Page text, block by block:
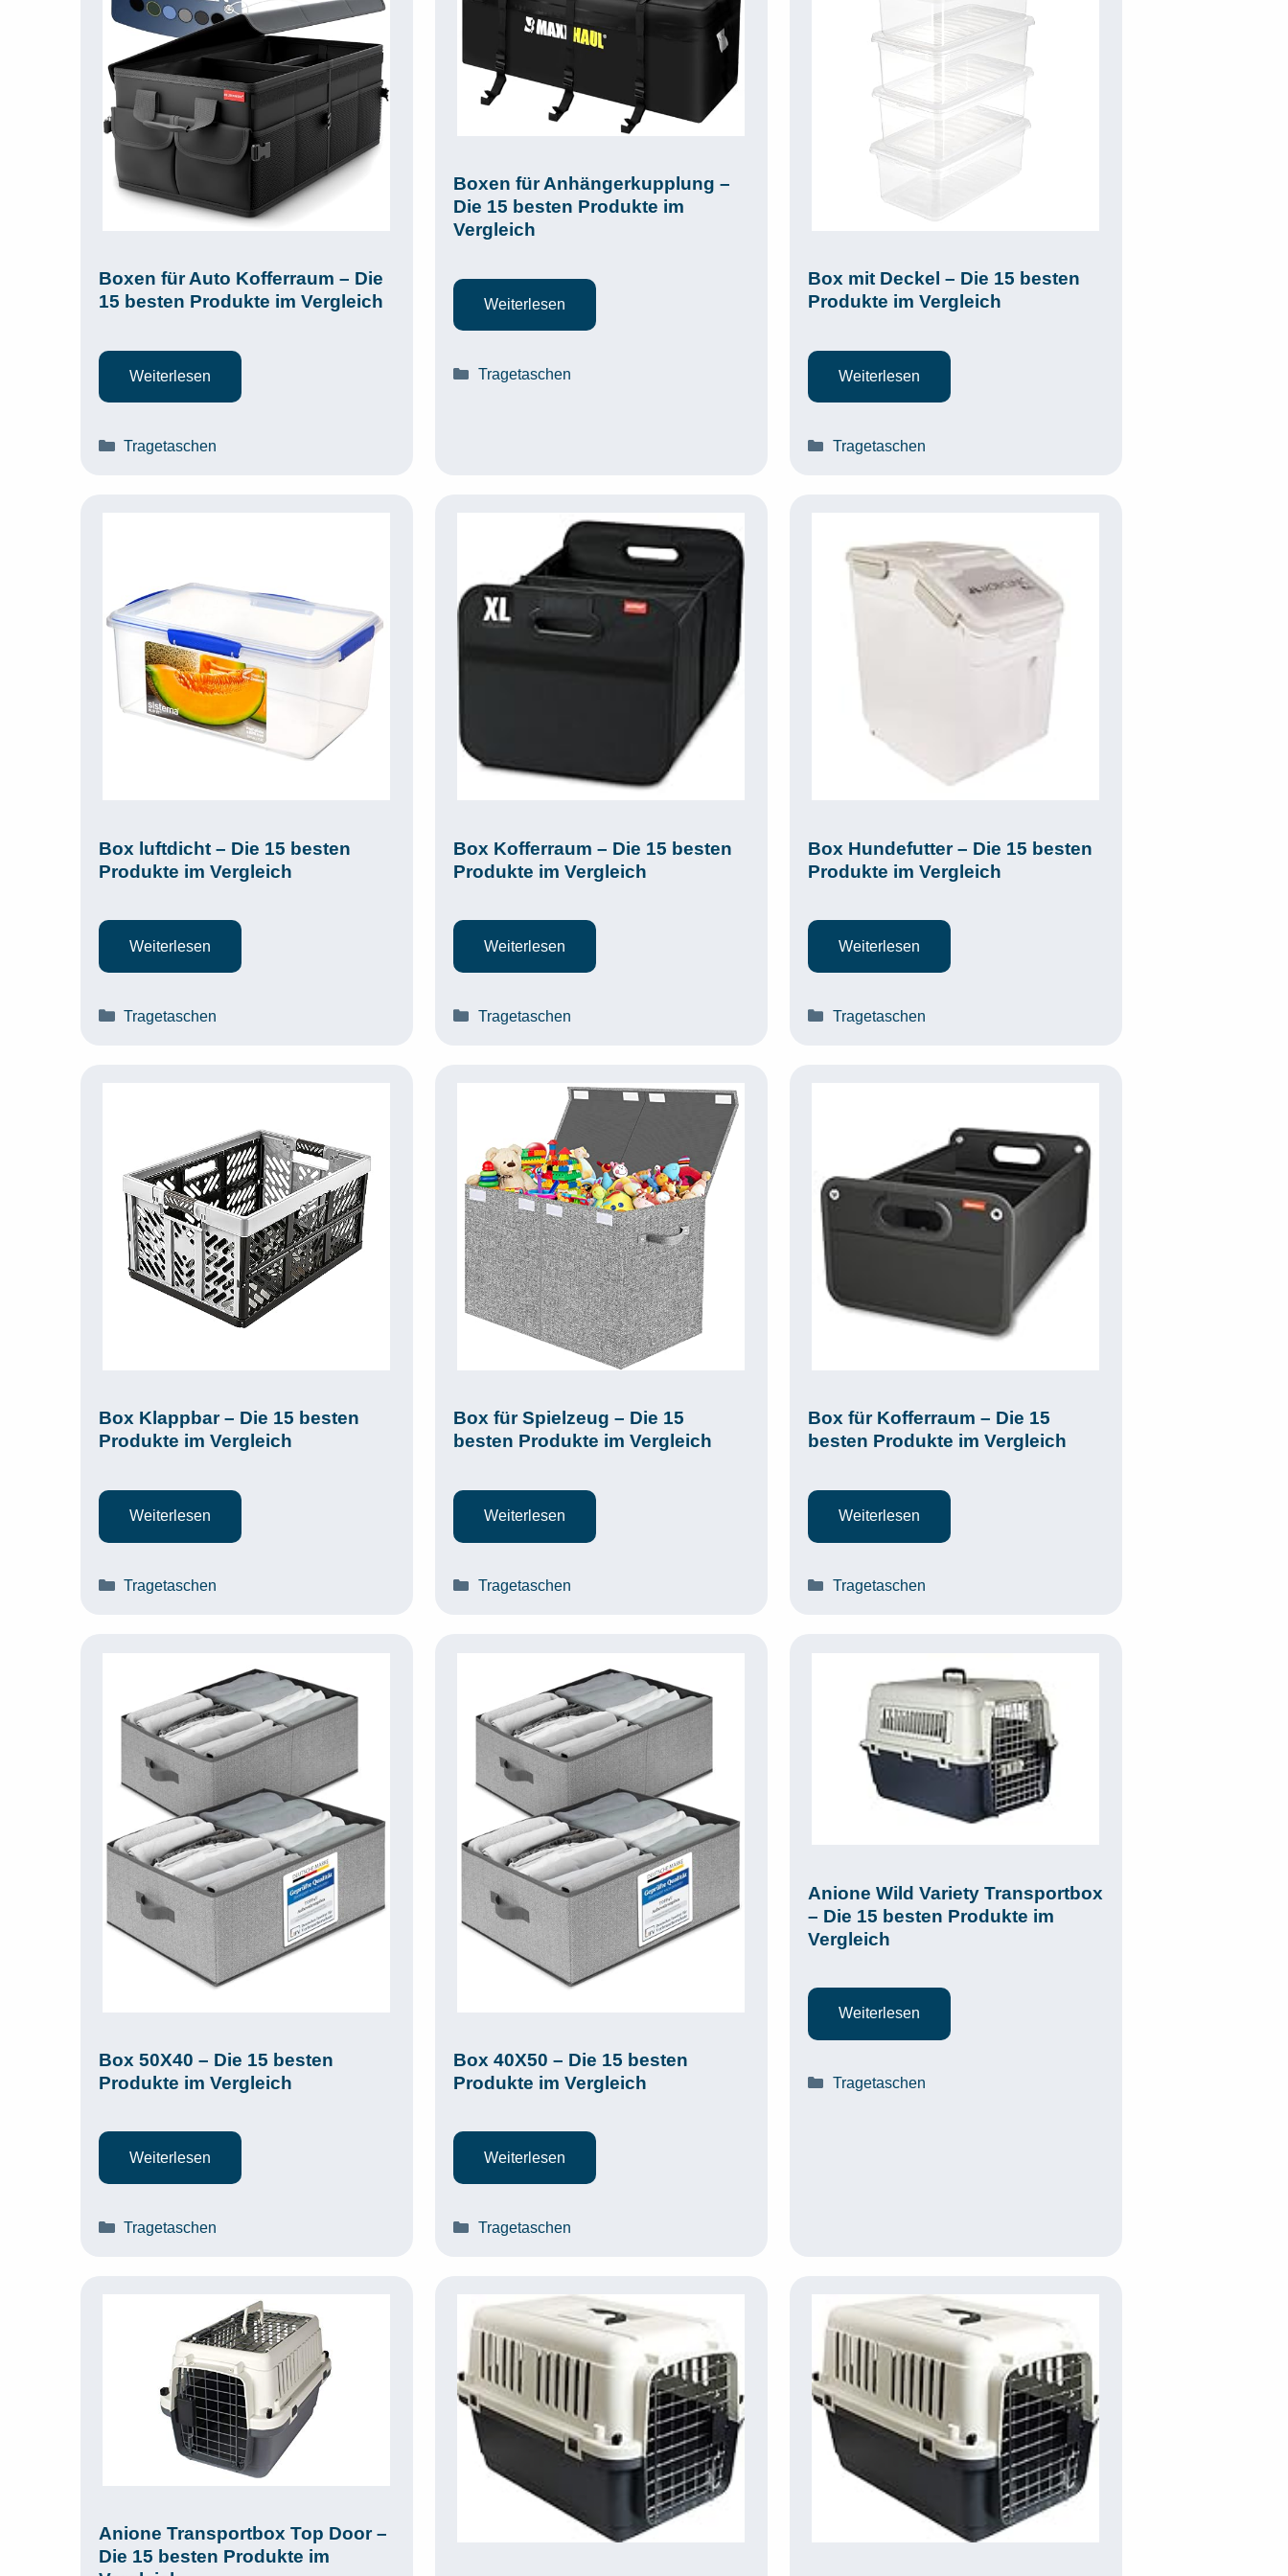
Boxen für Auto Kofferraum – Die
15 besten Produkte im Vergleich
Weiterlesen
Kategorien
Tragetaschen
Boxen für Anhängerkupplung –
Die 15 besten Produkte im
Vergleich
Weiterlesen
Kategorien
Tragetaschen
Box mit Deckel – Die 15 besten
Produkte im Vergleich
Weiterlesen
Kategorien
Tragetaschen
Box luftdicht – Die 15 besten
Produkte im Vergleich
Weiterlesen
Kategorien
Tragetaschen
Box Kofferraum – Die 15 besten
Produkte im Vergleich
Weiterlesen
Kategorien
Tragetaschen
Box Hundefutter – Die 15 besten
Produkte im Vergleich
Weiterlesen
Kategorien
Tragetaschen
Box Klappbar – Die 15 besten
Produkte im Vergleich
Weiterlesen
Kategorien
Tragetaschen
Box für Spielzeug – Die 15
besten Produkte im Vergleich
Weiterlesen
Kategorien
Tragetaschen
Box für Kofferraum – Die 15
besten Produkte im Vergleich
Weiterlesen
Kategorien
Tragetaschen
Box 50X40 – Die 15 besten
Produkte im Vergleich
Weiterlesen
Kategorien
Tragetaschen
Box 40X50 – Die 15 besten
Produkte im Vergleich
Weiterlesen
Kategorien
Tragetaschen
Anione Wild Variety Transportbox
– Die 15 besten Produkte im
Vergleich
Weiterlesen
Kategorien
Tragetaschen
Anione Transportbox Top Door –
Die 15 besten Produkte im